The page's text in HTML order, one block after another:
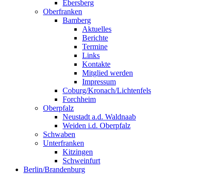
Ebersberg
Oberfranken
Bamberg
Aktuelles
Berichte
Termine
Links
Kontakte
Mitglied werden
Impressum
Coburg/Kronach/Lichtenfels
Forchheim
Oberpfalz
Neustadt a.d. Waldnaab
Weiden i.d. Oberpfalz
Schwaben
Unterfranken
Kitzingen
Schweinfurt
Berlin/Brandenburg